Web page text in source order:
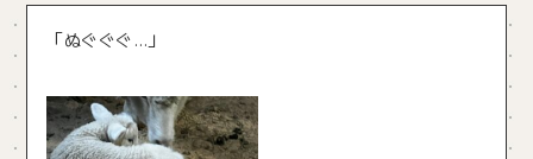
「ぬぐぐぐ…」